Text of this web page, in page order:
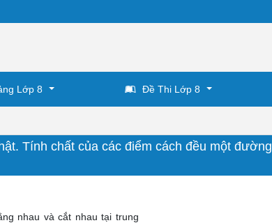
Lớp 8 Đề Thi Lớp 8
Tính chất của các điểm cách đều một đường
nhau và cắt nhau tại trung